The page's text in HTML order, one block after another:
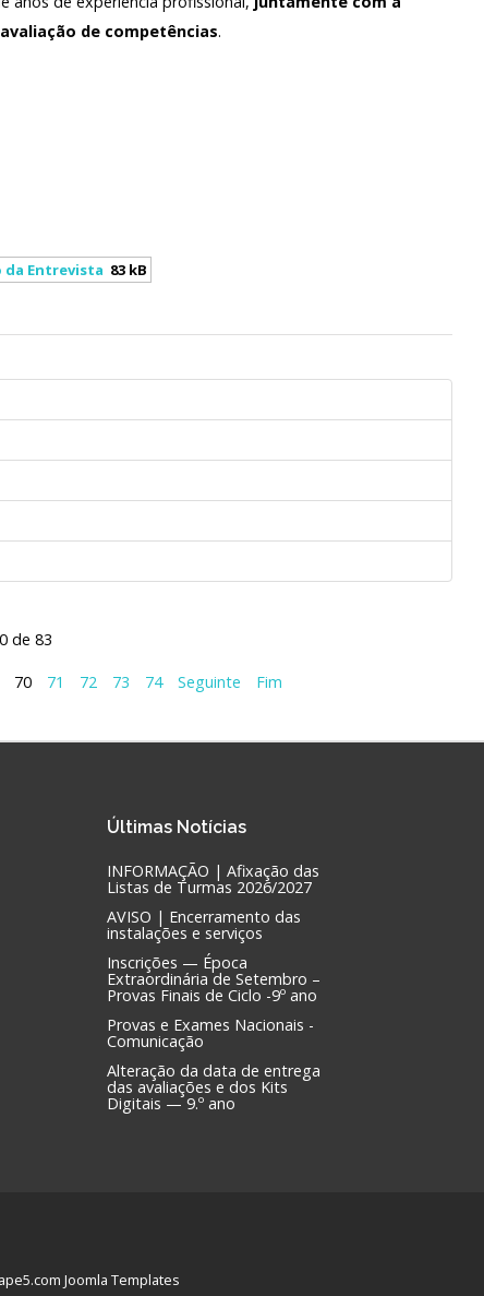
de competências.
da Entrevista 83 kB
de 83
70 71 72 73 74 Seguinte Fim
Últimas Notícias
INFORMAÇÃO | Afixação das
Listas de Turmas 2026/2027
AVISO | Encerramento das
instalações e serviços
Inscrições — Época
Extraordinária de Setembro –
Provas Finais de Ciclo -9º ano
Provas e Exames Nacionais -
Comunicação
Alteração da data de entrega
das avaliações e dos Kits
Digitais — 9.º ano
Joomla Templates